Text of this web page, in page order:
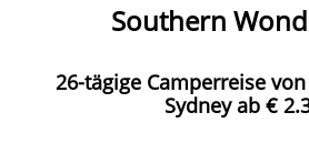
Southern
26-tägige Camperreise
Sydney ab €